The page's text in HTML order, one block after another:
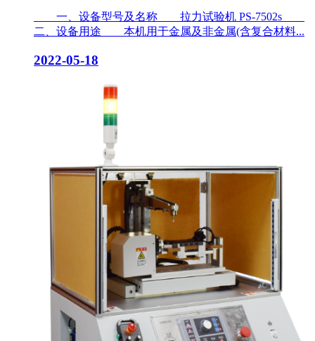
一、设备型号及名称 拉力试验机 PS-7502s
二、设备用途 本机用于金属及非金属(含复合材料...
2022-05-18